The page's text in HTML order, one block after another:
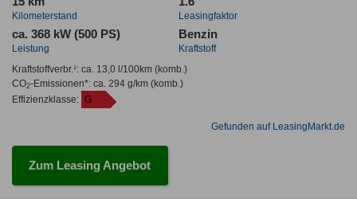
Kilometerstand Leasingfaktor
ca. 368 kW (500 PS)
Leistung
Benzin
Kraftstoff
Kraftstoffverbr.¹: ca. 13,0 l/100km(komb.)
CO2-Emissionen*: ca. 294 g/km(komb.)
Effizienzklasse: G
Gefunden auf LeasingMarkt.de
Zum Leasing Angebot